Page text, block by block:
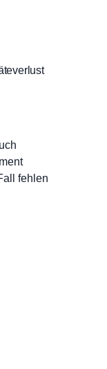
fehlen